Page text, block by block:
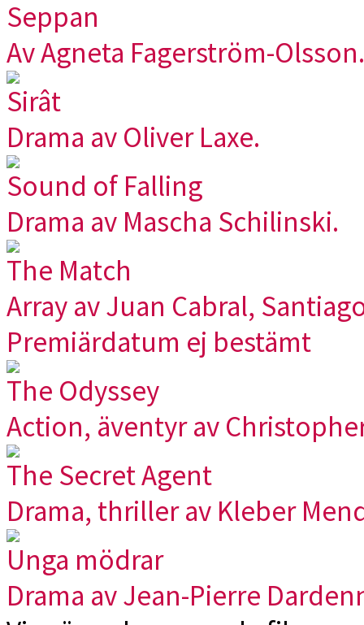
Seppan
Av Agneta Fagerström-Olsson.
Sirât
Drama av Oliver Laxe.
Sound of Falling
Drama av Mascha Schilinski.
The Match
Array av Juan Cabral,
Premiärdatum ej bestämt
The Odyssey
Action, äventyr av
The Secret Agent
Drama, thriller av Kleber
Unga mödrar
Drama av Jean-Pierre